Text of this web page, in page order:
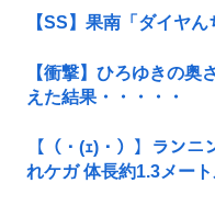
【SS】果南「ダイヤん
【衝撃】ひろゆきの奥
えた結果・・・・・
【（・(ｪ)・）】ラン
れケガ 体長約1.3メー